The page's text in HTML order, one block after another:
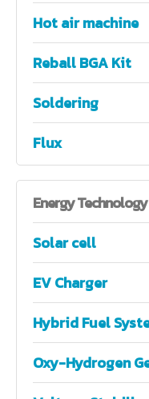
Hot air machine
Reball BGA Kit
Soldering
Flux
EnergyTechnology
Solar cell
EV Charger
Hybrid Fuel
Oxy-Hydrogen